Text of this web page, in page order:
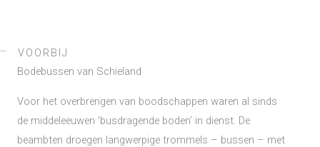
VOORBIJ
Bodebussen van Schieland
Voor het overbrengen van boodschappen waren al sinds
de middeleeuwen ‘busdragende boden’ in dienst. De
beambten droegen langwerpige trommels – bussen – met